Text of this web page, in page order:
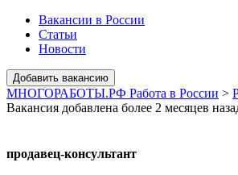
Вакансии в России
Статьи
Новости
МНОГОРАБОТЫ.РФ Работа в России >
Вакансия добавлена более 2 месяцев
продавец-консультант